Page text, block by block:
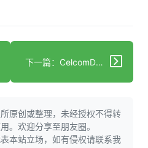
下一篇：CelcomDigi与HPUNIMAS在砂拉越推出数字医疗服务
原创或整理，未经授权不得转
。欢迎分享至朋友圈。
本站立场，如有侵权请联系我